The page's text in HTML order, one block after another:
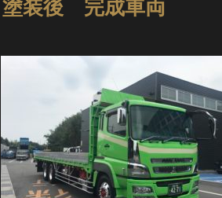
塗装後 完成車両